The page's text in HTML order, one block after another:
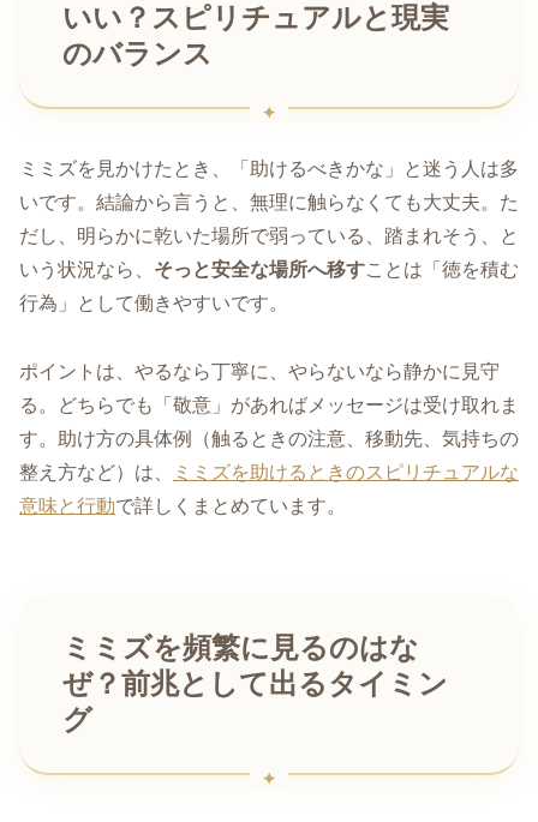
いい？スピリチュアルと現実
のバランス
ミミズを見かけたとき、「助けるべきかな」と迷う人は多
いです。結論から言うと、無理に触らなくても大丈夫。た
だし、明らかに乾いた場所で弱っている、踏まれそう、と
いう状況なら、 そっと安全な場所へ移すことは「徳を積む
行為」として働きやすいです。
ポイントは、やるなら丁寧に、やらないなら静かに見守
る。どちらでも「敬意」があればメッセージは受け取れま
す。助け方の具体例（触るときの注意、移動先、気持ちの
整え方など）は、
ミミズを助けるときのスピリチュアルな
意味と行動で詳しくまとめています。
ミミズを頻繁に見るのはな
ぜ？前兆として出るタイミン
グ